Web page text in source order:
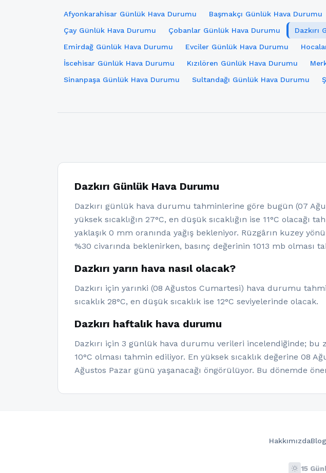
Afyonkarahisar Günlük Hava Durumu Başmakçı Günlük Hava Durumu
Çay Günlük Hava Durumu
Çobanlar Günlük Hava Durumu Dazkırı
Emirdağ Günlük Hava Durumu
Evciler Günlük Hava Durumu
İscehisar Günlük Hava Durumu
Kızılören Günlük Hava Durumu
Sinanpaşa Günlük Hava Durumu
Sultandağı Günlük Hava Durumu
Dazkırı Günlük Hava Durumu
Dazkırı günlük hava durumu tahminlerine göre bugün (07
yüksek sıcaklığın 27°C, en düşük sıcaklığın ise 11°C
yaklaşık 0 mm oranında yağış bekleniyor. Rüzgârın kuzey
%30 civarında beklenirken, basınç değerinin 1013 mb olması
Dazkırı yarın hava nasıl olacak?
Dazkırı için yarınki (08 Ağustos Cumartesi) hava durumu
sıcaklık 28°C, en düşük sıcaklık ise 12°C seviyelerinde olacak.
Dazkırı haftalık hava durumu
Dazkırı için 3 günlük hava durumu verileri incelendiğinde; bu
10°C olması tahmin ediliyor. En yüksek sıcaklık değerine 08
Ağustos Pazar günü yaşanacağı öngörülüyor. Bu dönemde
Hakkımızda
wb_sunny 15